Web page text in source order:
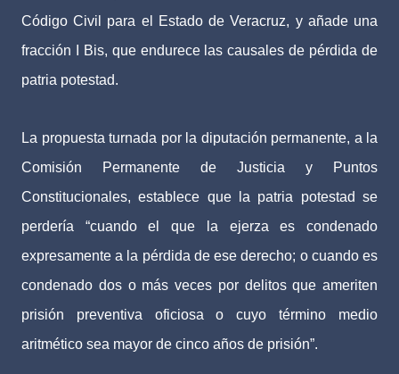
Código Civil para el Estado de Veracruz, y añade una
fracción I Bis, que endurece las causales de pérdida de
patria potestad.
La propuesta turnada por la diputación permanente, a la
Comisión Permanente de Justicia y Puntos
Constitucionales, establece que la patria potestad se
perdería “cuando el que la ejerza es condenado
expresamente a la pérdida de ese derecho; o cuando es
condenado dos o más veces por delitos que ameriten
prisión preventiva oficiosa o cuyo término medio
aritmético sea mayor de cinco años de prisión”.